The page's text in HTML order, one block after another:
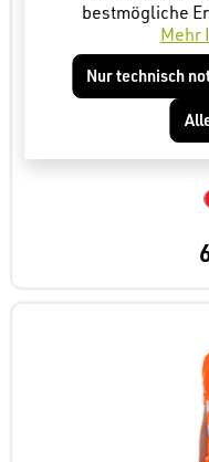
ENGEL
bestmögliche
Mehr
Nur technisch